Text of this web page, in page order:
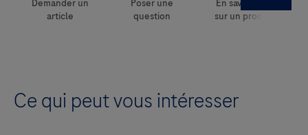
Ce qui peut vous intéresser